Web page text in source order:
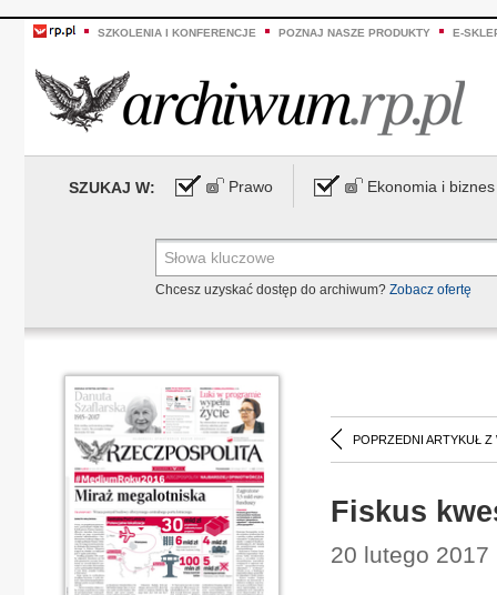
SZKOLENIA I KONFERENCJE POZNAJ NASZE PRODUKTY E-
SZUKAJ W: Prawo Ekonomia i biznes
Chcesz uzyskać dostęp do archiwum? Zobacz ofertę
POPRZEDNI ARTYKUŁ Z
Fiskus
20 lutego 2017